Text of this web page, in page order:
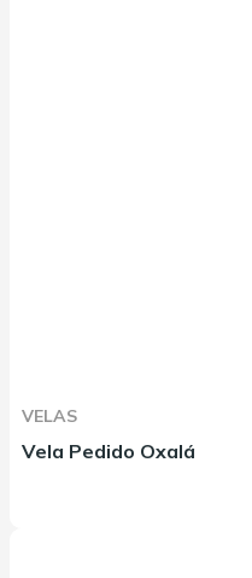
VELAS
Vela Pedido Oxalá